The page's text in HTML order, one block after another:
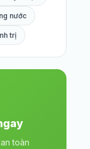
nước
trị
toàn